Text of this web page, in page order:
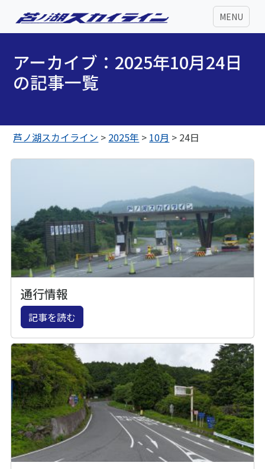
MENU
アーカイブ：2025年10月24日
の記事一覧
芦ノ湖スカイライン > 2025年 > 10月 > 24日
通行情報
記事を読む